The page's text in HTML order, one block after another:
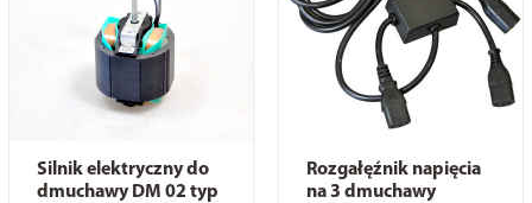
Silnik elektryczny do
dmuchawy DM 02 typ
Rozgałęźnik napięcia
na 3 dmuchawy